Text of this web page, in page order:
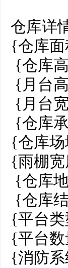
仓库详
{仓库
{仓
{月
{月台
{仓库
{仓库
{雨
{仓库
{仓库
{平台
{平台
{消防